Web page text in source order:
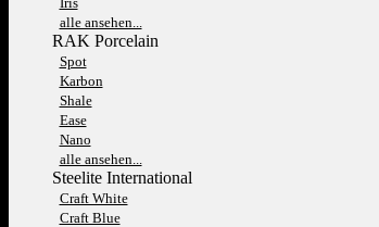
alle ansehen...
RAK Porcelain
Spot
Karbon
Shale
Ease
Nano
alle ansehen...
Steelite International
Craft White
Craft Blue